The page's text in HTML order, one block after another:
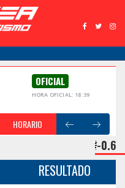
OFICIAL
HORA OFICIAL: 18:39
HORARIO
-0.6
RESULTADO